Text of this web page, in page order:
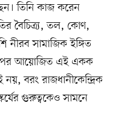
তিনি কাজ করেন
বৈচিত্র্য, তল, কোণ,
নীরব সামাজিক ইঙ্গিত
পর আয়োজিত এই একক
নয়, বরং রাজধানীকেন্দ্রিক
গুরুত্বকেও সামনে